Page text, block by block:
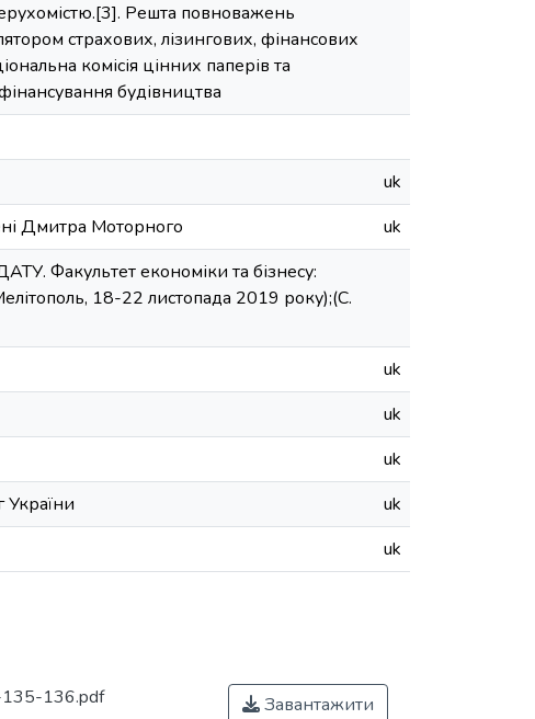
Решта повноважень
страхових, лізингових, фінансових
комісія цінних паперів та
будівництва
uk
Дмитра Моторного uk
Факультет економіки та бізнесу:
18-22 листопада 2019 року);(С.
uk
uk
uk
України
uk
uk
136.pdf
Завантажити